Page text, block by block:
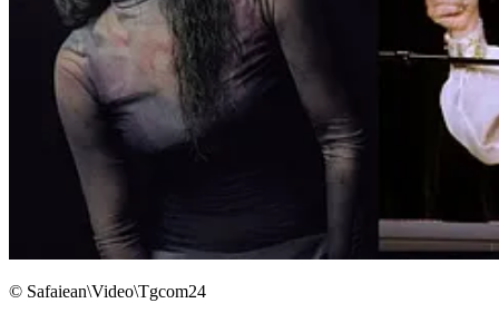
© Safaiean\Video\Tgcom24